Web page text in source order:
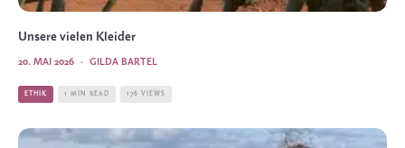
Unsere vielen Kleider
GILDA BARTEL
·
20. MAI 2026
ETHIK 1 MIN READ 176 VIEWS